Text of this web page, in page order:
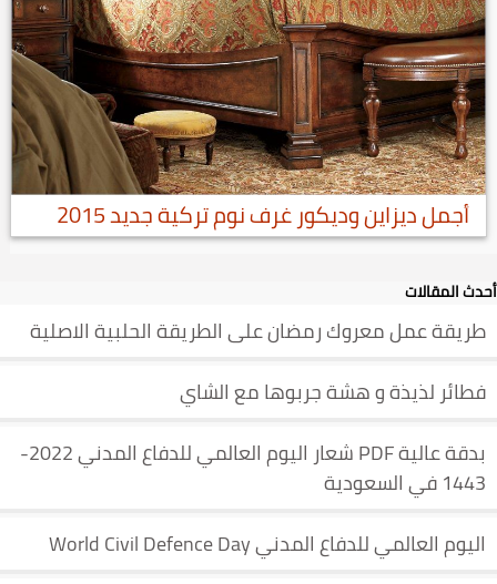
أجمل ديزاين وديكور غرف نوم تركية جديد 2015
أحدث المقالات
طريقة عمل معروك رمضان على الطريقة الحلبية الاصلية
فطائر لذيذة و هشة جربوها مع الشاي
بدقة عالية PDF شعار اليوم العالمي للدفاع المدني 2022-
1443 في السعودية
اليوم العالمي للدفاع المدني World Civil Defence Day